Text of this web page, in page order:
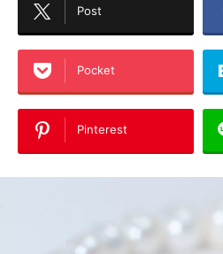
Post
Pocket
Pinterest